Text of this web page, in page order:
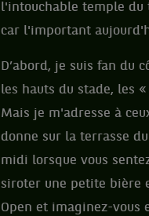
l'intouchable temple du
car l'important
D’abord, je suis fan du
les hauts du stade, les
Mais je m'adresse à
donne sur la terrasse
midi lorsque vous
siroter une petite bière
Open et imaginez-vous